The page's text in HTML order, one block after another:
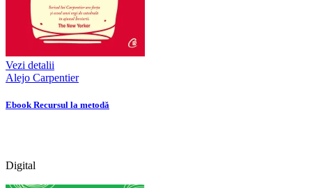
Vezi detalii
Alejo Carpentier
Ebook Recursul la metodă
Digital